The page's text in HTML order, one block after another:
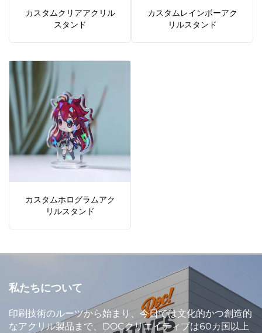
カスタムクリアアクリル
スタンド
カスタムレインボーアク
リルスタンド
カスタムホログラムアク
リルスタンド
私たちについて
印刷技術のルーツから始まり、今日では文化的かつ創造的
なアクリル製品まで、DOCクリエイティブは60カ国以上